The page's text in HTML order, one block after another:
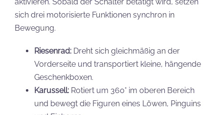
sich drei motorisierte Funktionen synchron in
Bewegung.
Riesenrad: Dreht sich gleichmäßig an der
Vorderseite und transportiert kleine, hängende
Geschenkboxen.
Karussell: Rotiert um 360° im oberen Bereich
und bewegt die Figuren eines Löwen, Pinguins